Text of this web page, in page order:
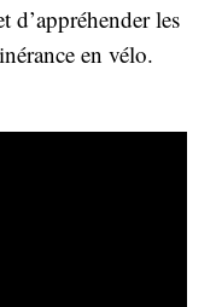
d’appréhender les
en vélo.